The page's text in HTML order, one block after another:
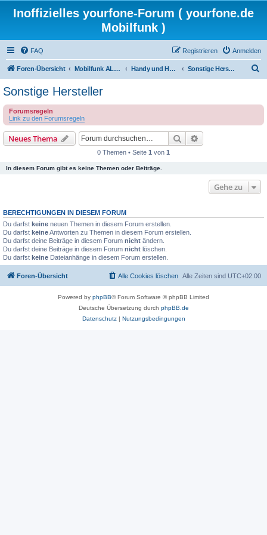
Inoffizielles yourfone-Forum ( yourfone.de
Mobilfunk )
FAQ Anmelden
Registrieren
Foren-Übersicht Mobilfunk ALLGEMEIN Handy und Hardware (Herstellerforen) Sonstige Hersteller
e
Sonstige Hersteller
Forumsregeln
Link zu den Forumsregeln
Neues Thema Suche
0 Themen • Seite 1 von 1
In diesem Forum gibt es keine Themen oder Beiträge.
Gehe zu
BERECHTIGUNGEN IN DIESEM FORUM
Du darfst keine neuen Themen in diesem Forum erstellen.
Du darfst keineAntworten zu Themen in diesem Forum erstellen.
Du darfst deine Beiträge in diesem Forum nicht ändern.
Du darfst deine Beiträge in diesem Forum nicht löschen.
Du darfst keine Dateianhänge in diesem Forum erstellen.
Foren-Übersicht Alle Zeiten sind UTC+02:00
Alle Cookies löschen
Powered by phpBB® Forum Software © phpBB Limited
Deutsche Übersetzung durch phpBB.de
Datenschutz| Nutzungsbedingungen